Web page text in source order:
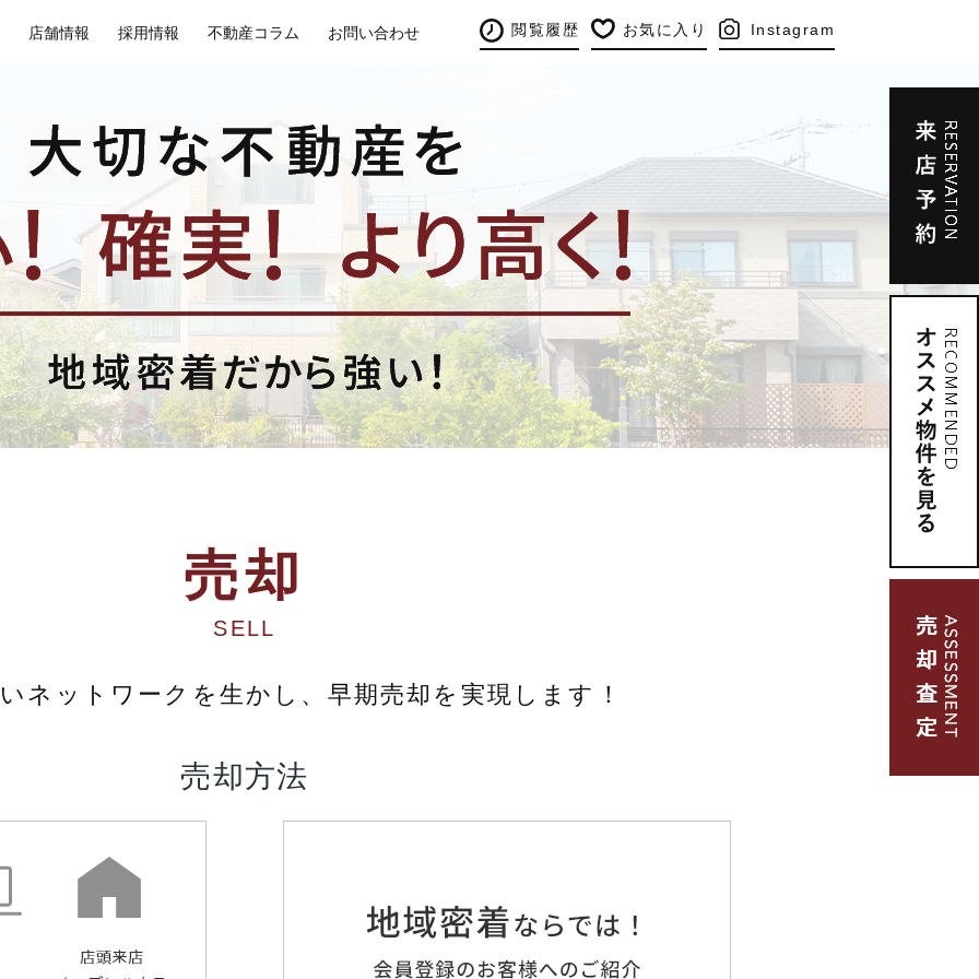
店舗情報 採用情報 不動産コラム お問い合わせ 閲覧履歴 お気に入り Instagram
売却
SELL
ネットワークを生かし、早期売却を実現します！
売却方法